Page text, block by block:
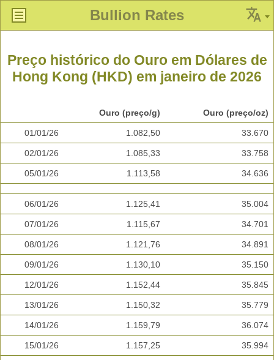
Bullion Rates
Preço histórico do Ouro em Dólares de
Hong Kong (HKD) em janeiro de 2026
Ouro (preço/g) Ouro (preço/oz)
01/01/26 1.082,50 33.670
02/01/26 1.085,33 33.758
05/01/26 1.113,58 34.636
06/01/26 1.125,41 35.004
07/01/26 1.115,67 34.701
08/01/26 1.121,76 34.891
09/01/26 1.130,10 35.150
12/01/26 1.152,44 35.845
13/01/26 1.150,32 35.779
14/01/26 1.159,79 36.074
15/01/26 1.157,25 35.994